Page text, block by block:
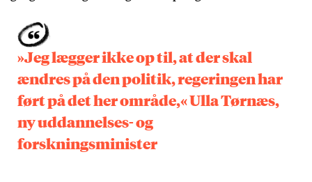
»Jeg lægger ikke op til, at der skal
ændres på den politik, regeringen har
ført på det her område,« Ulla Tørnæs,
ny uddannelses- og
forskningsminister